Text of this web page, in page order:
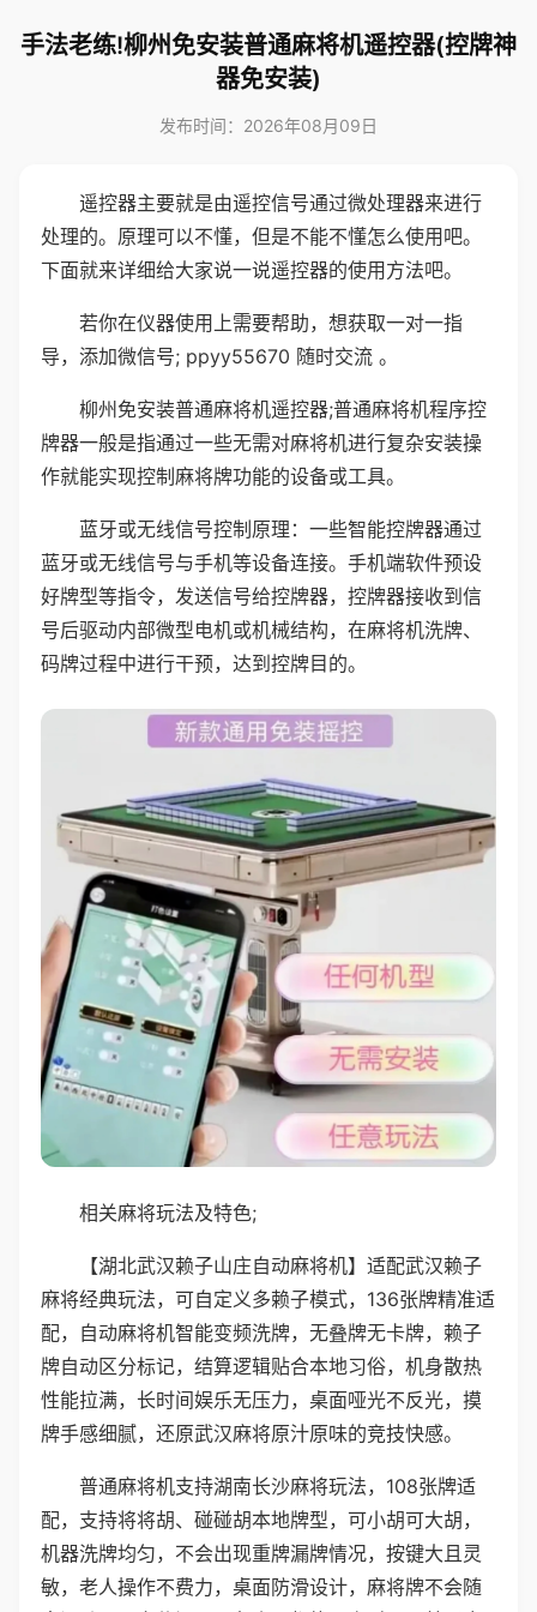
手法老练!柳州免安装普通麻将机遥控器(控牌神
器免安装)
发布时间：2026年08月09日
遥控器主要就是由遥控信号通过微处理器来进行
处理的。原理可以不懂，但是不能不懂怎么使用吧。
下面就来详细给大家说一说遥控器的使用方法吧。
若你在仪器使用上需要帮助，想获取一对一指
导，添加微信号; ppyy55670 随时交流 。
柳州免安装普通麻将机遥控器;普通麻将机程序控
牌器一般是指通过一些无需对麻将机进行复杂安装操
作就能实现控制麻将牌功能的设备或工具。
蓝牙或无线信号控制原理：一些智能控牌器通过
蓝牙或无线信号与手机等设备连接。手机端软件预设
好牌型等指令，发送信号给控牌器，控牌器接收到信
号后驱动内部微型电机或机械结构，在麻将机洗牌、
码牌过程中进行干预，达到控牌目的。
相关麻将玩法及特色;
【湖北武汉赖子山庄自动麻将机】适配武汉赖子
麻将经典玩法，可自定义多赖子模式，136张牌精准适
配，自动麻将机智能变频洗牌，无叠牌无卡牌，赖子
牌自动区分标记，结算逻辑贴合本地习俗，机身散热
性能拉满，长时间娱乐无压力，桌面哑光不反光，摸
牌手感细腻，还原武汉麻将原汁原味的竞技快感。
普通麻将机支持湖南长沙麻将玩法，108张牌适
配，支持将将胡、碰碰胡本地牌型，可小胡可大胡，
机器洗牌均匀，不会出现重牌漏牌情况，按键大且灵
敏，老人操作不费力，桌面防滑设计，麻将牌不会随